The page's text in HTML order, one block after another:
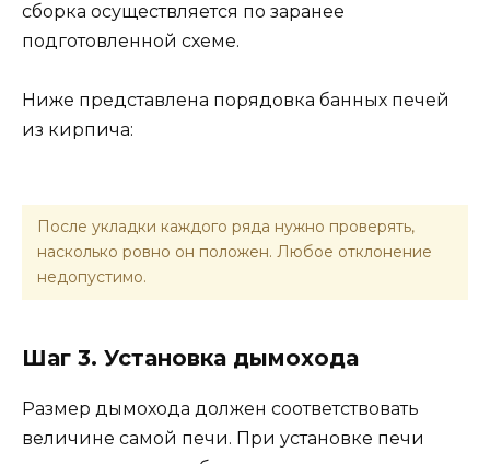
сборка осуществляется по заранее
подготовленной схеме.
Ниже представлена порядовка банных печей
из кирпича:
После укладки каждого ряда нужно проверять,
насколько ровно он положен. Любое отклонение
недопустимо.
Шаг 3. Установка дымохода
Размер дымохода должен соответствовать
величине самой печи. При установке печи